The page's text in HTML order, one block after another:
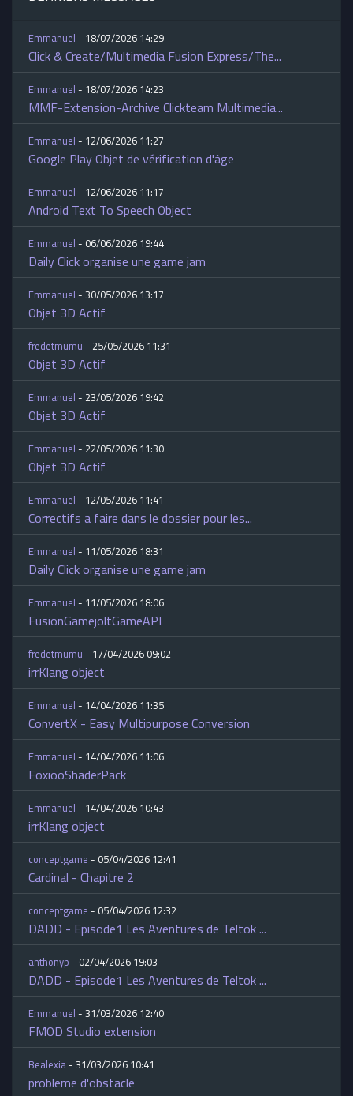
Emmanuel- 18/07/2026 14:29
Click & Create/Multimedia Fusion Express/The...
Emmanuel- 18/07/2026 14:23
MMF-Extension-Archive Clickteam Multimedia...
Emmanuel- 12/06/2026 11:27
Google Play Objet de vérification d'âge
Emmanuel- 12/06/2026 11:17
Android Text To Speech Object
Emmanuel- 06/06/2026 19:44
Daily Click organise une game jam
Emmanuel- 30/05/2026 13:17
Objet 3D Actif
fredetmumu- 25/05/2026 11:31
Objet 3D Actif
Emmanuel- 23/05/2026 19:42
Objet 3D Actif
Emmanuel- 22/05/2026 11:30
Objet 3D Actif
Emmanuel- 12/05/2026 11:41
Correctifs a faire dans le dossier pour les...
Emmanuel- 11/05/2026 18:31
Daily Click organise une game jam
Emmanuel- 11/05/2026 18:06
FusionGamejoltGameAPI
fredetmumu- 17/04/2026 09:02
irrKlang object
Emmanuel- 14/04/2026 11:35
ConvertX - Easy Multipurpose Conversion
Emmanuel- 14/04/2026 11:06
FoxiooShaderPack
Emmanuel- 14/04/2026 10:43
irrKlang object
conceptgame- 05/04/2026 12:41
Cardinal - Chapitre 2
conceptgame- 05/04/2026 12:32
DADD - Episode1 Les Aventures de Teltok ...
anthonyp- 02/04/2026 19:03
DADD - Episode1 Les Aventures de Teltok ...
Emmanuel- 31/03/2026 12:40
FMOD Studio extension
Bealexia- 31/03/2026 10:41
probleme d'obstacle